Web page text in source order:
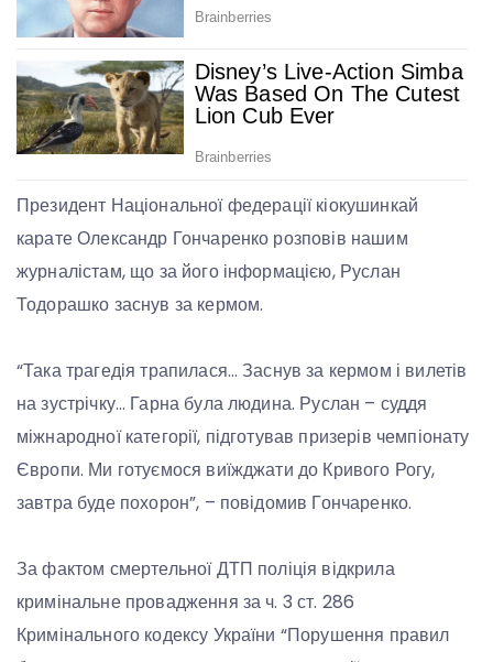
Президент Національної федерації кіокушинкай
карате Олександр Гончаренко розповів нашим
журналістам, що за його інформацією, Руслан
Тодорашко заснув за кермом.
“Така трагедія трапилася… Заснув за кермом і вилетів
на зустрічку… Гарна була людина. Руслан – суддя
міжнародної категорії, підготував призерів чемпіонату
Європи. Ми готуємося виїжджати до Кривого Рогу,
завтра буде похорон”, – повідомив Гончаренко.
За фактом смертельної ДТП поліція відкрила
кримінальне провадження за ч. 3 ст. 286
Кримінального кодексу України “Порушення правил